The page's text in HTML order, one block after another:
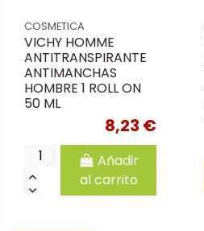
COSMETICA
VICHY HOMME
ANTITRANSPIRANTE
ANTIMANCHAS
HOMBRE 1 ROLL ON
50 ML
8,23 €
Añadir
al carrito